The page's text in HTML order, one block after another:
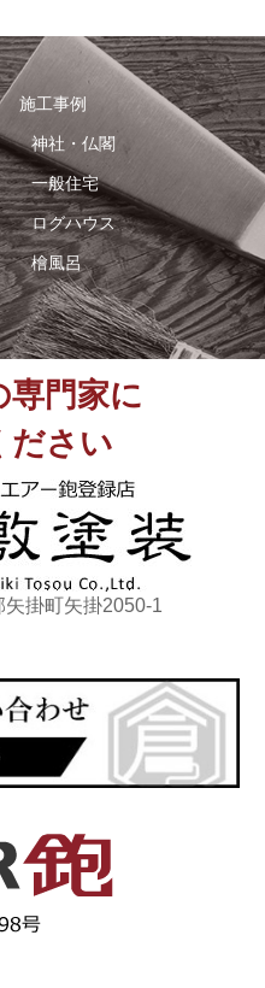
施工事例
神社・仏閣
一般住宅
ログハウス
檜風呂
専門家に
ださい
掛町矢掛2050-1